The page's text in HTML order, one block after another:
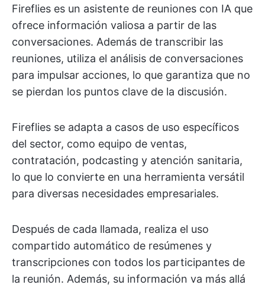
Fireflies es un asistente de reuniones con IA que
ofrece información valiosa a partir de las
conversaciones. Además de transcribir las
reuniones, utiliza el análisis de conversaciones
para impulsar acciones, lo que garantiza que no
se pierdan los puntos clave de la discusión.
Fireflies se adapta a casos de uso específicos
del sector, como equipo de ventas,
contratación, podcasting y atención sanitaria,
lo que lo convierte en una herramienta versátil
para diversas necesidades empresariales.
Después de cada llamada, realiza el uso
compartido automático de resúmenes y
transcripciones con todos los participantes de
la reunión. Además, su información va más allá